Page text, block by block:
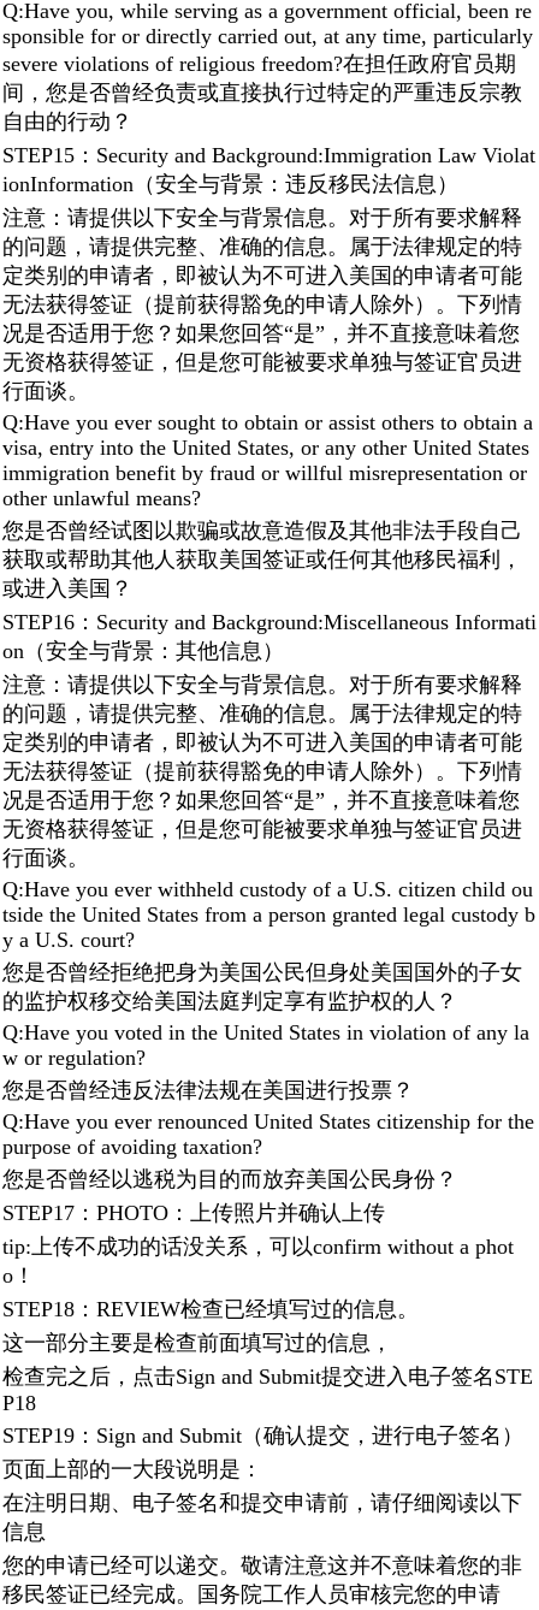
Q:Have you, while serving as a government official, been re
sponsible for or directly carried out, at any time, particularly
severe violations of religious freedom?在担任政府官员期
间，您是否曾经负责或直接执行过特定的严重违反宗教
自由的行动？
STEP15：Security and Background:Immigration Law Violat
ionInformation（安全与背景：违反移民法信息）
注意：请提供以下安全与背景信息。对于所有要求解释
的问题，请提供完整、准确的信息。属于法律规定的特
定类别的申请者，即被认为不可进入美国的申请者可能
无法获得签证（提前获得豁免的申请人除外）。下列情
况是否适用于您？如果您回答“是”，并不直接意味着您
无资格获得签证，但是您可能被要求单独与签证官员进
行面谈。
Q:Have you ever sought to obtain or assist others to obtain a
visa, entry into the United States, or any other United States
immigration benefit by fraud or willful misrepresentation or
other unlawful means?
您是否曾经试图以欺骗或故意造假及其他非法手段自己
获取或帮助其他人获取美国签证或任何其他移民福利，
或进入美国？
STEP16：Security and Background:Miscellaneous Informati
on（安全与背景：其他信息）
注意：请提供以下安全与背景信息。对于所有要求解释
的问题，请提供完整、准确的信息。属于法律规定的特
定类别的申请者，即被认为不可进入美国的申请者可能
无法获得签证（提前获得豁免的申请人除外）。下列情
况是否适用于您？如果您回答“是”，并不直接意味着您
无资格获得签证，但是您可能被要求单独与签证官员进
行面谈。
Q:Have you ever withheld custody of a U.S. citizen child ou
tside the United States from a person granted legal custody b
y a U.S. court?
您是否曾经拒绝把身为美国公民但身处美国国外的子女
的监护权移交给美国法庭判定享有监护权的人？
Q:Have you voted in the United States in violation of any la
w or regulation?
您是否曾经违反法律法规在美国进行投票？
Q:Have you ever renounced United States citizenship for the
purpose of avoiding taxation?
您是否曾经以逃税为目的而放弃美国公民身份？
STEP17：PHOTO：上传照片并确认上传
tip:上传不成功的话没关系，可以confirm without a phot
o！
STEP18：REVIEW检查已经填写过的信息。
这一部分主要是检查前面填写过的信息，
检查完之后，点击Sign and Submit提交进入电子签名STE
P18
STEP19：Sign and Submit（确认提交，进行电子签名）
页面上部的一大段说明是：
在注明日期、电子签名和提交申请前，请仔细阅读以下
信息
您的申请已经可以递交。敬请注意这并不意味着您的非
移民签证已经完成。国务院工作人员审核完您的申请